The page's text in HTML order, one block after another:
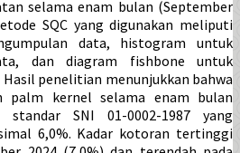
selama enam bulan (September
SQC yang digunakan meliputi
data, histogram untuk
dan diagram fishbone untuk
penelitian menunjukkan bahwa
palm kernel selama enam bulan
SNI 01-0002-1987 yang
6,0%. Kadar kotoran tertinggi